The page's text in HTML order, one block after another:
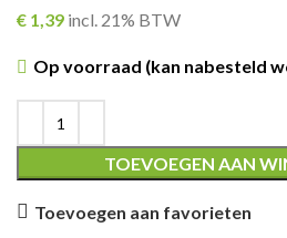
€ 1,39 incl. 21% BTW
Op voorraad (kan nabesteld
TOEVOEGEN AAN
Toevoegen aan favorieten